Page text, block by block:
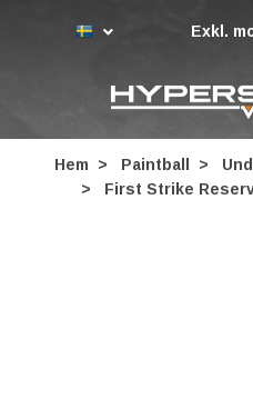
Exkl.
Hem Paintball
First Strike